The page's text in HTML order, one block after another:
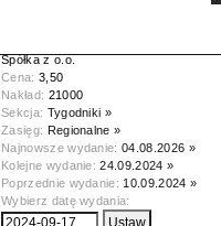
Spółka z o.o.
Cena: 3,50
Nakład: 21000
Sekcja: Tygodniki »
Zasięg: Regionalne »
Najnowsze wydanie:04.08.2026 »
Kolejne wydanie:24.09.2024 »
Poprzednie wydanie: 10.09.2024 »
Wybierz datę wydania: